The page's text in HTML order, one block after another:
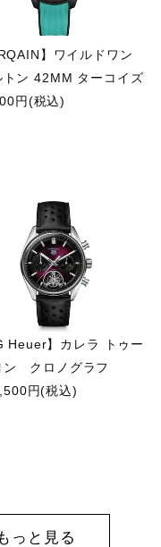
】ワイルドワン
トン 42MM ターコイズ
円(税込)
Heuer】カレラ トゥー
ン クロノグラフ
円(税込)
っと見る